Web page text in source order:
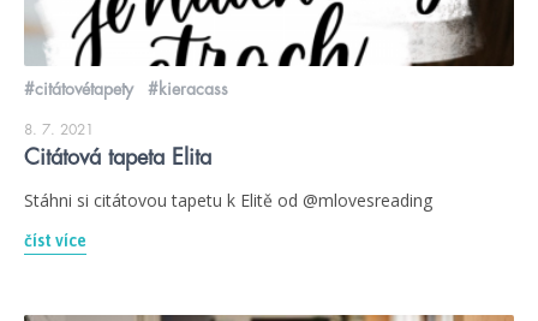
#citátovétapety #kieracass
8. 7. 2021
Citátová tapeta Elita
Stáhni si citátovou tapetu k Elitě od @mlovesreading
číst více